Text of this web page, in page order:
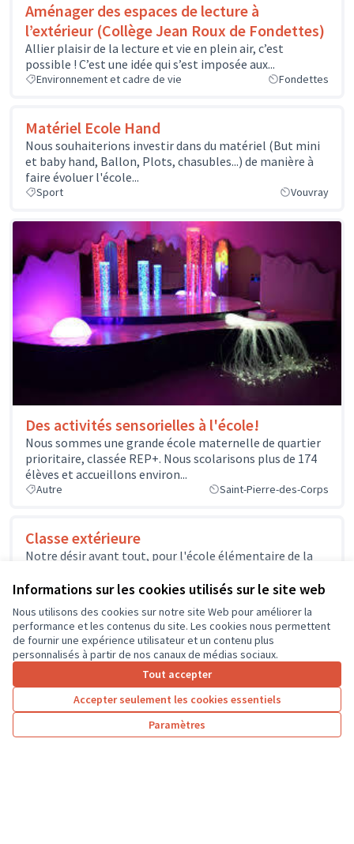
Informations sur les cookies utilisés sur le site web
Nous utilisons des cookies sur notre site Web pour améliorer la
performance et les contenus du site. Les cookies nous permettent
de fournir une expérience utilisateur et un contenu plus
personnalisés à partir de nos canaux de médias sociaux.
Tout accepter
Accepter seulement les cookies essentiels
Paramètres
Aménager des espaces de lecture à
l’extérieur (Collège Jean Roux de Fondettes)
Allier plaisir de la lecture et vie en plein air, c’est
possible ! C’est une idée qui s’est imposée aux...
Environnement et cadre de vie Fondettes
Matériel Ecole Hand
Nous souhaiterions investir dans du matériel (But mini
et baby hand, Ballon, Plots, chasubles...) de manière à
faire évoluer l'école...
Sport Vouvray
Des activités sensorielles à l'école!
Nous sommes une grande école maternelle de quartier
prioritaire, classée REP+. Nous scolarisons plus de 174
élèves et accueillons environ...
Autre Saint-Pierre-des-Corps
Classe extérieure
Notre désir avant tout, pour l'école élémentaire de la
aménagement qui nous...
Résultats par page : 100